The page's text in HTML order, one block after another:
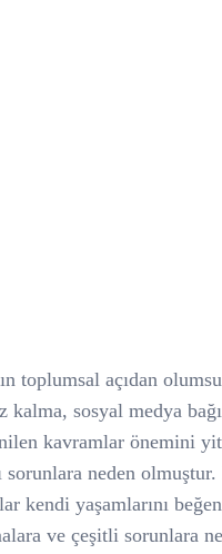
toplumsal açıdan
kalma, sosyal medya
kavramlar önemini
sorunlara neden
kendi yaşamlarını
ve çeşitli sorunlara